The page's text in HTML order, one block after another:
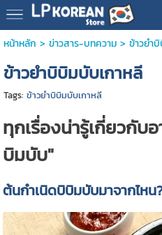
หน้าหลัก > ข่าวสาร-บทความ> ข้าวยำ
ข้าวยำบิบิมบับเกาหลี
Tags: ข้าวยำบิบิมบับเกาหลี
ทุกเรื่องน่ารู้เกี่ยวกับ
บิมบับ"
ต้นกำเนิดบิบิมบับมาจากไหน